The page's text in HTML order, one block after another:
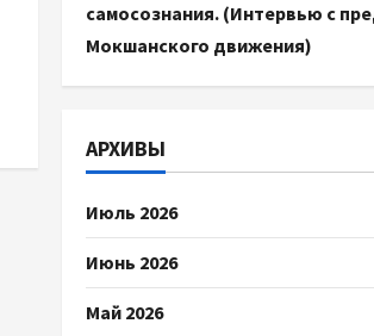
самосознания. (Интервью с
Мокшанского движения)
АРХИВЫ
Июль 2026
Июнь 2026
Май 2026